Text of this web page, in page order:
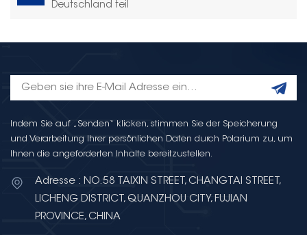
Deutschland teil
Indem Sie auf „Senden“ klicken, stimmen Sie der Speicherung
und Verarbeitung Ihrer persönlichen Daten durch Polarium zu, um
Ihnen die angeforderten Inhalte bereitzustellen.
Adresse : NO.58 TAIXIN STREET, CHANGTAI STREET,
LICHENG DISTRICT, QUANZHOU CITY, FUJIAN
PROVINCE, CHINA